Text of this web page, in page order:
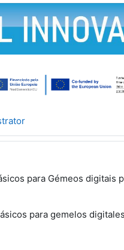
para Gémeos digitais
para gemelos